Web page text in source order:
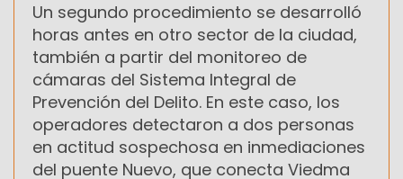
Un segundo procedimiento se desarrolló
horas antes en otro sector de la ciudad,
también a partir del monitoreo de
cámaras del Sistema Integral de
Prevención del Delito. En este caso, los
operadores detectaron a dos personas
en actitud sospechosa en inmediaciones
del puente Nuevo, que conecta Viedma